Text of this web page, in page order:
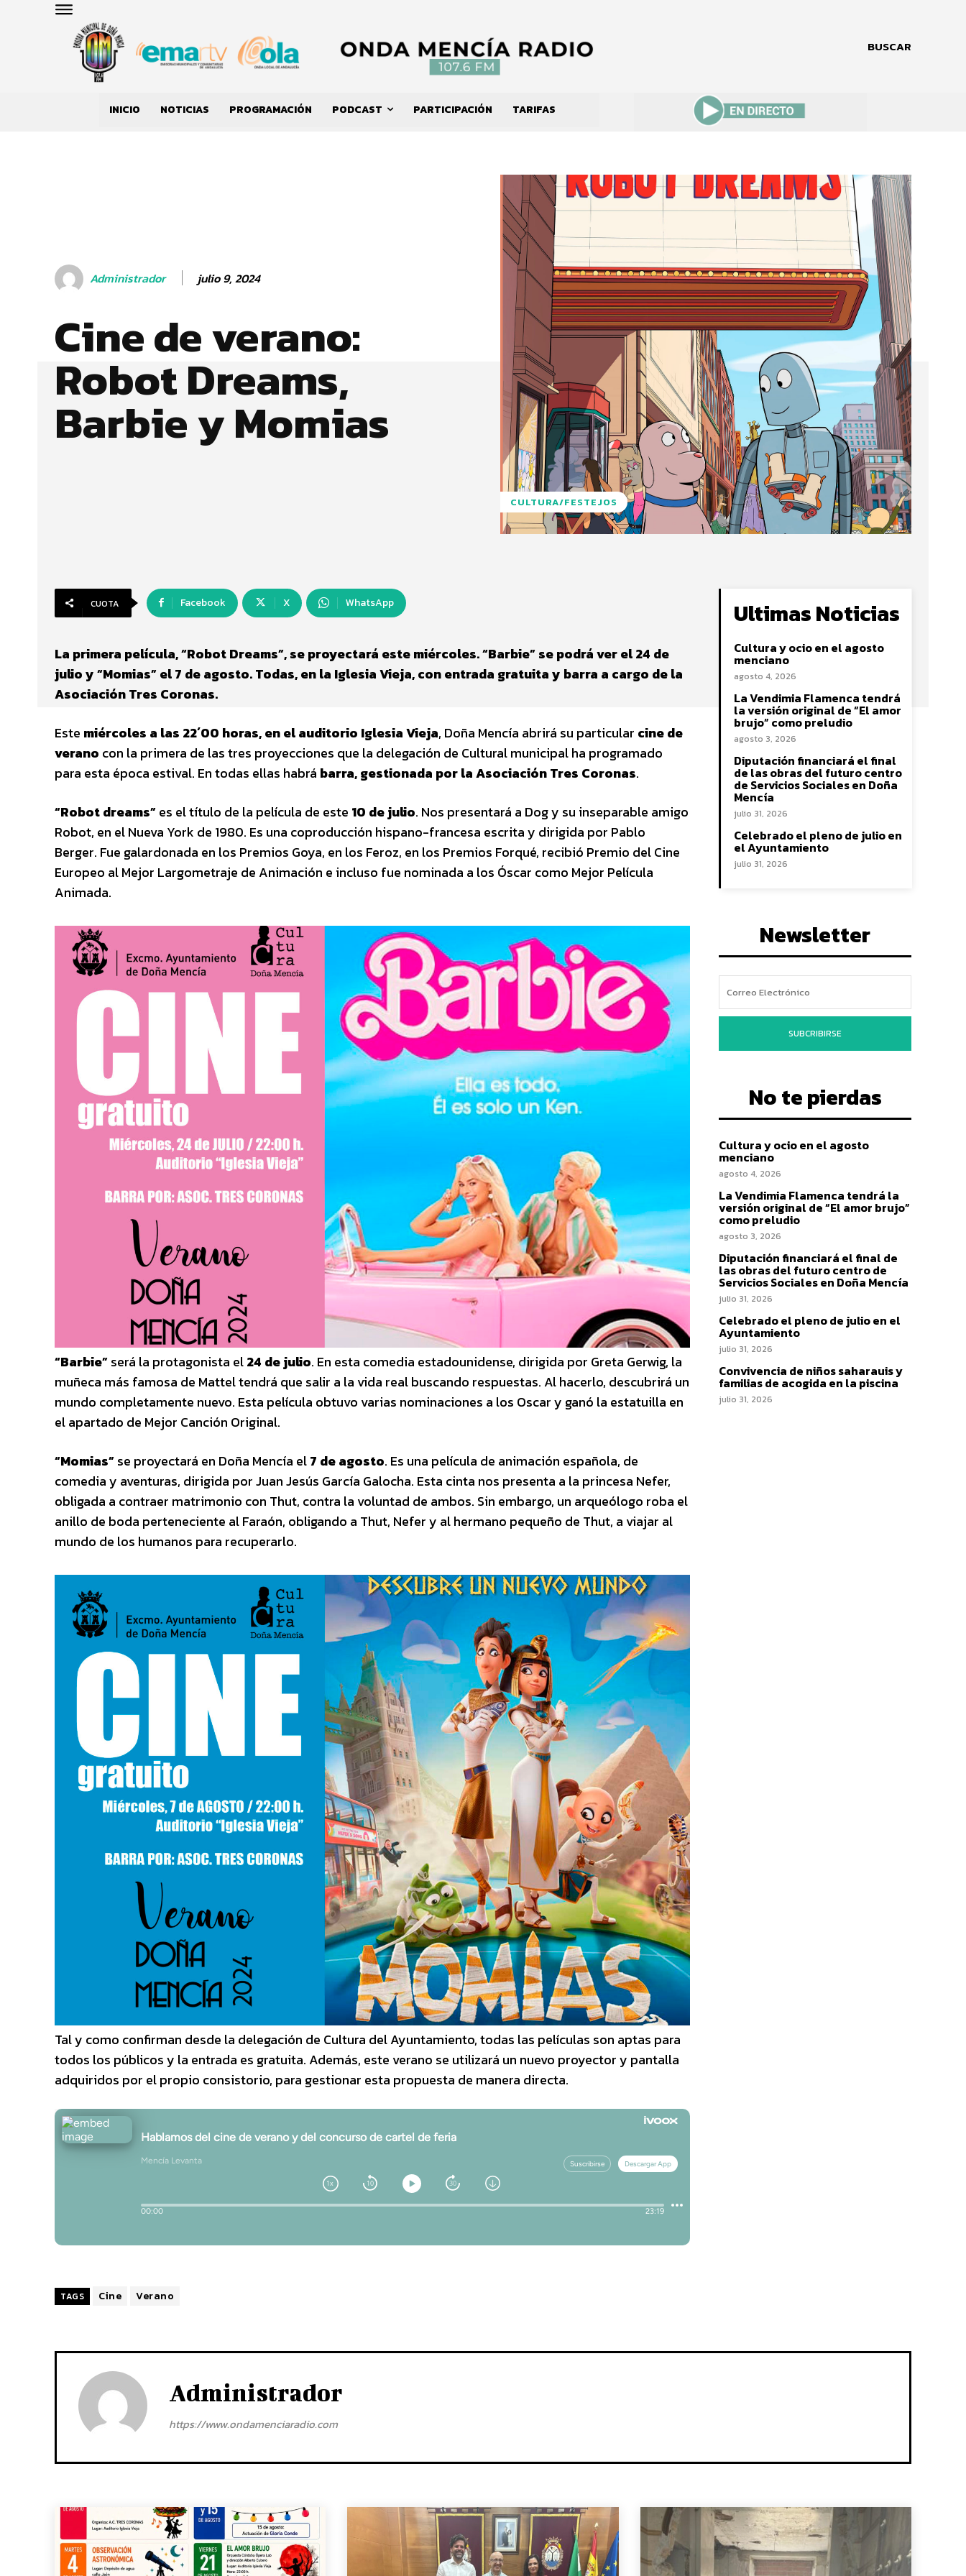
BUSCAR
INICIO NOTICIAS PROGRAMACIÓN PODCAST PARTICIPACIÓN TARIFAS
Administrador julio 9, 2024
Cine de verano:
Robot Dreams,
Barbie y Momias
CULTURA/FESTEJOS
CUOTA Facebook X WhatsApp
La primera película, “Robot Dreams”, se proyectará este miércoles. “Barbie” se podrá ver el 24 de
julio y “Momias” el 7 de agosto. Todas, en la Iglesia Vieja, con entrada gratuita y barra a cargo de la
Asociación Tres Coronas.
Este miércoles a las 22´00 horas, en el auditorio Iglesia Vieja, Doña Mencía abrirá su particular cine de
verano con la primera de las tres proyecciones que la delegación de Cultural municipal ha programado
para esta época estival. En todas ellas habrá barra, gestionada por la Asociación Tres Coronas.
“Robot dreams”es el título de la película de este 10 de julio. Nos presentará a Dog y su inseparable amigo
Robot, en el Nueva York de 1980. Es una coproducción hispano-francesa escrita y dirigida por Pablo
Berger. Fue galardonada en los Premios Goya, en los Feroz, en los Premios Forqué, recibió Premio del Cine
Europeo al Mejor Largometraje de Animación e incluso fue nominada a los Óscar como Mejor Película
Animada.
“Barbie”será la protagonista el24 de julio. En esta comedia estadounidense, dirigida por Greta Gerwig, la
muñeca más famosa de Mattel tendrá que salir a la vida real buscando respuestas. Al hacerlo, descubrirá un
mundo completamente nuevo. Esta película obtuvo varias nominaciones a los Oscar y ganó la estatuilla en
el apartado de Mejor Canción Original.
“Momias”se proyectará en Doña Mencía el7 de agosto. Es una película de animación española, de
comedia y aventuras, dirigida por Juan Jesús García Galocha. Esta cinta nos presenta a la princesa Nefer,
obligada a contraer matrimonio con Thut, contra la voluntad de ambos. Sin embargo, un arqueólogo roba el
anillo de boda perteneciente al Faraón, obligando a Thut, Nefer y al hermano pequeño de Thut, a viajar al
mundo de los humanos para recuperarlo.
Tal y como confirman desde la delegación de Cultura del Ayuntamiento, todas las películas son aptas para
todos los públicos y la entrada es gratuita. Además, este verano se utilizará un nuevo proyector y pantalla
adquiridos por el propio consistorio, para gestionar esta propuesta de manera directa.
TAGS Cine Verano
Ultimas Noticias
Cultura y ocio en el agosto
menciano
agosto 4, 2026
La Vendimia Flamenca tendrá
la versión original de “El amor
brujo” como preludio
agosto 3, 2026
Diputación financiará el final
de las obras del futuro centro
de Servicios Sociales en Doña
Mencía
julio 31, 2026
Celebrado el pleno de julio en
el Ayuntamiento
julio 31, 2026
Newsletter
SUBCRIBIRSE
No te pierdas
Cultura y ocio en el agosto
menciano
agosto 4, 2026
La Vendimia Flamenca tendrá la
versión original de “El amor brujo”
como preludio
agosto 3, 2026
Diputación financiará el final de
las obras del futuro centro de
Servicios Sociales en Doña Mencía
julio 31, 2026
Celebrado el pleno de julio en el
Ayuntamiento
julio 31, 2026
Convivencia de niños saharauis y
familias de acogida en la piscina
julio 31, 2026
Administrador
https://www.ondamenciaradio.com